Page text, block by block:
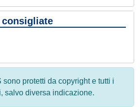
sono protetti da copyright e tutti i
salvo diversa indicazione.